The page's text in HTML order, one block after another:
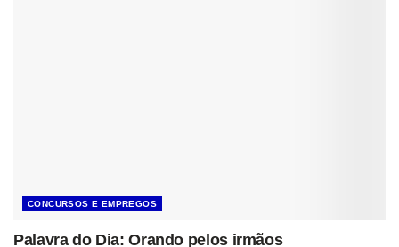
CONCURSOS E EMPREGOS
Palavra do Dia: Orando pelos irmãos